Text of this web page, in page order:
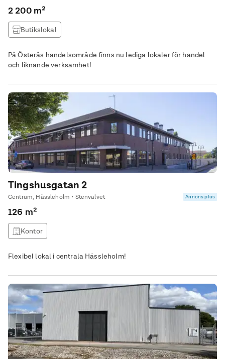
2 200 m²
Butikslokal
På Österås handelsområde finns nu lediga lokaler för handel
och liknande verksamhet!
Tingshusgatan 2
Centrum, Hässleholm • Stenvalvet Annons plus
126 m²
Kontor
Flexibel lokal i centrala Hässleholm!